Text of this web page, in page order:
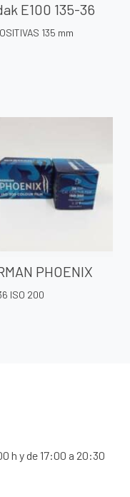
E100 135-36
135 mm
PHOENIX
ISO 200
h y de 17:00 a 20:30